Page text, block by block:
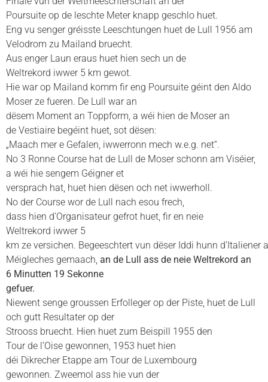
Poursuite op de leschte Meter knapp geschlo huet.
Eng vu senger gréisste Leeschtungen huet de Lull 1956 am
Velodrom zu Mailand bruecht.
Aus enger Laun eraus huet hien sech un de
Weltrekord iwwer 5 km gewot.
Hie war op Mailand komm fir eng Poursuite géint den Aldo
Moser ze fueren. De Lull war an
dësem Moment an Toppform, a wéi hien de Moser an
de Vestiaire begéint huet, sot dësen:
„Maach mer e Gefalen, iwwerronn mech w.e.g. net“.
No 3 Ronne Course hat de Lull de Moser schonn am Viséier,
a wéi hie sengem Géigner et
versprach hat, huet hien dësen och net iwwerholl.
No der Course wor de Lull nach esou frech,
dass hien d’Organisateur gefrot huet, fir en neie
Weltrekord iwwer 5
km ze versichen. Begeeschtert vun dëser Iddi hunn d’Italiener
Méigleches gemaach, an de Lull ass de neie Weltrekord an
6 Minutten 19 Sekonne
gefuer.
Niewent senge groussen Erfolleger op der Piste, huet de Lull
och gutt Resultater op der
Strooss bruecht. Hien huet zum Beispill 1955 den
Tour de l’Oise gewonnen, 1953 huet hien
déi Dikrecher Etappe am Tour de Luxembourg
gewonnen. Zweemol ass hie vun der